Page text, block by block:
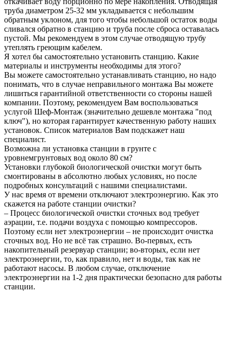
труба диаметром 25-32 мм укладывается с небольшим
обратным уклоном, для того чтобы небольшой остаток воды
сливался обратно в станцию и труба после сброса оставалась
пустой. Мы рекомендуем в этом случае отводящую трубу
утеплять греющим кабелем.
Я хотел бы самостоятельно установить станцию. Какие
материалы и инструменты необходимы для этого?
Вы можете самостоятельно устанавливать станцию, но надо
понимать, что в случае неправильного монтажа Вы можете
лишиться гарантийной ответственности со стороны нашей
компании. Поэтому, рекомендуем Вам воспользоваться
услугой Шеф-Монтаж (значительно дешевле монтажа "под
ключ"), но которая гарантирует качественную работу наших
установок. Список материалов Вам подскажет наш
специалист.
Возможна ли установка станции в грунте с
уровнемгрунтовых вод около 80 см?
Установки глубокой биологической очистки могут быть
смонтированы в абсолютно любых условиях, но после
подробных консультаций с нашими специалистами.
У нас время от времени отключают электроэнергию. Как это
скажется на работе станции очистки?
– Процесс биологической очистки сточных вод требует
аэрации, т.е. подачи воздуха с помощью компрессоров.
Поэтому если нет электроэнергии – не происходит очистка
сточных вод. Но не всё так страшно. Во-первых, есть
накопительный резервуар станции; во-вторых, если нет
электроэнергии, то, как правило, нет и воды, так как не
работают насосы. В любом случае, отключение
электроэнергии на 1-2 дня практически безопасно для работы
станции.